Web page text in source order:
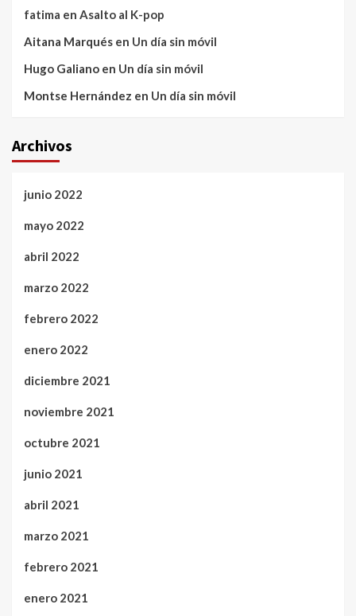
fatima en Asalto al K-pop
Aitana Marqués en Un día sin móvil
Hugo Galiano en Un día sin móvil
Montse Hernández en Un día sin móvil
Archivos
junio 2022
mayo 2022
abril 2022
marzo 2022
febrero 2022
enero 2022
diciembre 2021
noviembre 2021
octubre 2021
junio 2021
abril 2021
marzo 2021
febrero 2021
enero 2021